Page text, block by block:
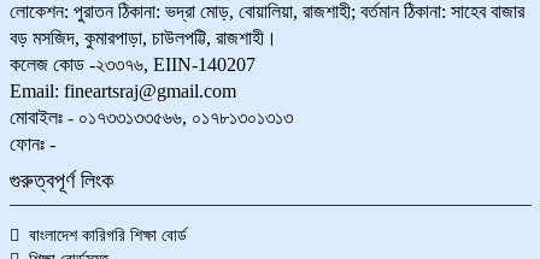
লোকেশন: পুরাতন ঠিকানা: ভদ্রা মোড়, বোয়ালিয়া, রাজশাহী; বর্তমান ঠিকানা: সাহেব বাজার
বড় মসজিদ, কুমারপাড়া, চাউলপট্টি, রাজশাহী।
কলেজ কোড -২৩৩৭৬, EIIN-140207
Email: fineartsraj@gmail.com
মোবাইলঃ - ০১৭৩৩১৩৩৫৬৬, ০১৭৮১৩০১৩১৩
ফোনঃ -
গুরুত্বপূর্ণ লিংক
বাংলাদেশ কারিগরি শিক্ষা বোর্ড